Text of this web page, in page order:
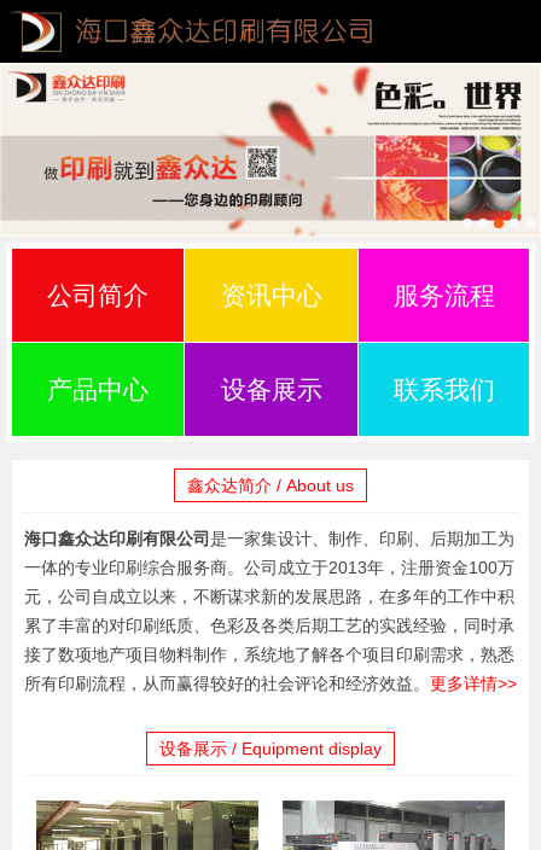
公司简介 资讯中心 服务流程
产品中心 设备展示 联系我们
鑫众达简介 / About us
海口鑫众达印刷有限公司是一家集设计、制作、印刷、后期加工为
一体的专业印刷综合服务商。公司成立于2013年，注册资金100万
元，公司自成立以来，不断谋求新的发展思路，在多年的工作中积
累了丰富的对印刷纸质、色彩及各类后期工艺的实践经验，同时承
接了数项地产项目物料制作，系统地了解各个项目印刷需求，熟悉
所有印刷流程，从而赢得较好的社会评论和经济效益。 更多详情>>
设备展示 / Equipment display